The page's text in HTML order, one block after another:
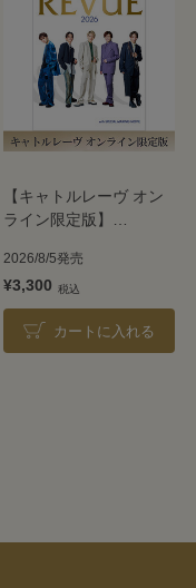
【キャトルレーヴ オン
ライン限定版】
2026
2026/8/5発売
¥3,300
カートに入れる